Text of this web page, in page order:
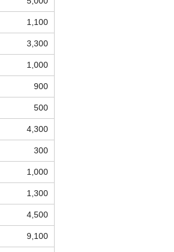
1,100
3,300
1,000
900
500
4,300
300
1,000
1,300
4,500
9,100